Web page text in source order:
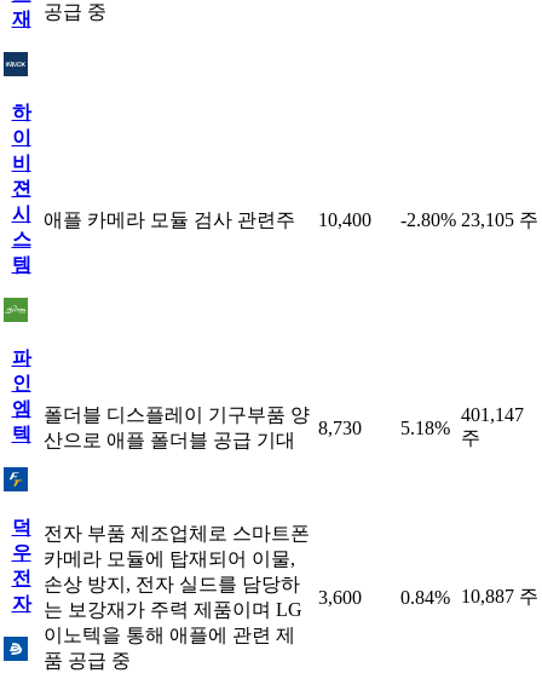
재
공급 중
하
이
비
젼
시
스
템
애플 카메라 모듈 검사 관련주 10,400 -2.80% 23,105 주
파
인
엠
텍
폴더블 디스플레이 기구부품 양
산으로 애플 폴더블 공급 기대
8,730 5.18%
401,147
주
덕
우
전
자
전자 부품 제조업체로 스마트폰
카메라 모듈에 탑재되어 이물,
손상 방지, 전자 실드를 담당하
는 보강재가 주력 제품이며 LG
이노텍을 통해 애플에 관련 제
품 공급 중
3,600 0.84% 10,887 주